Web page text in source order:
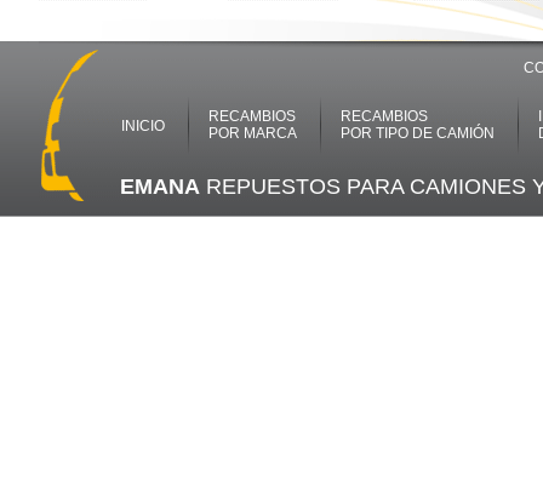
INICIO
RECAMBIOS
POR MARCA
RECAMBIOS
POR TIPO DE CAMIÓN
EMANA REPUESTOS PARA CAMIONES